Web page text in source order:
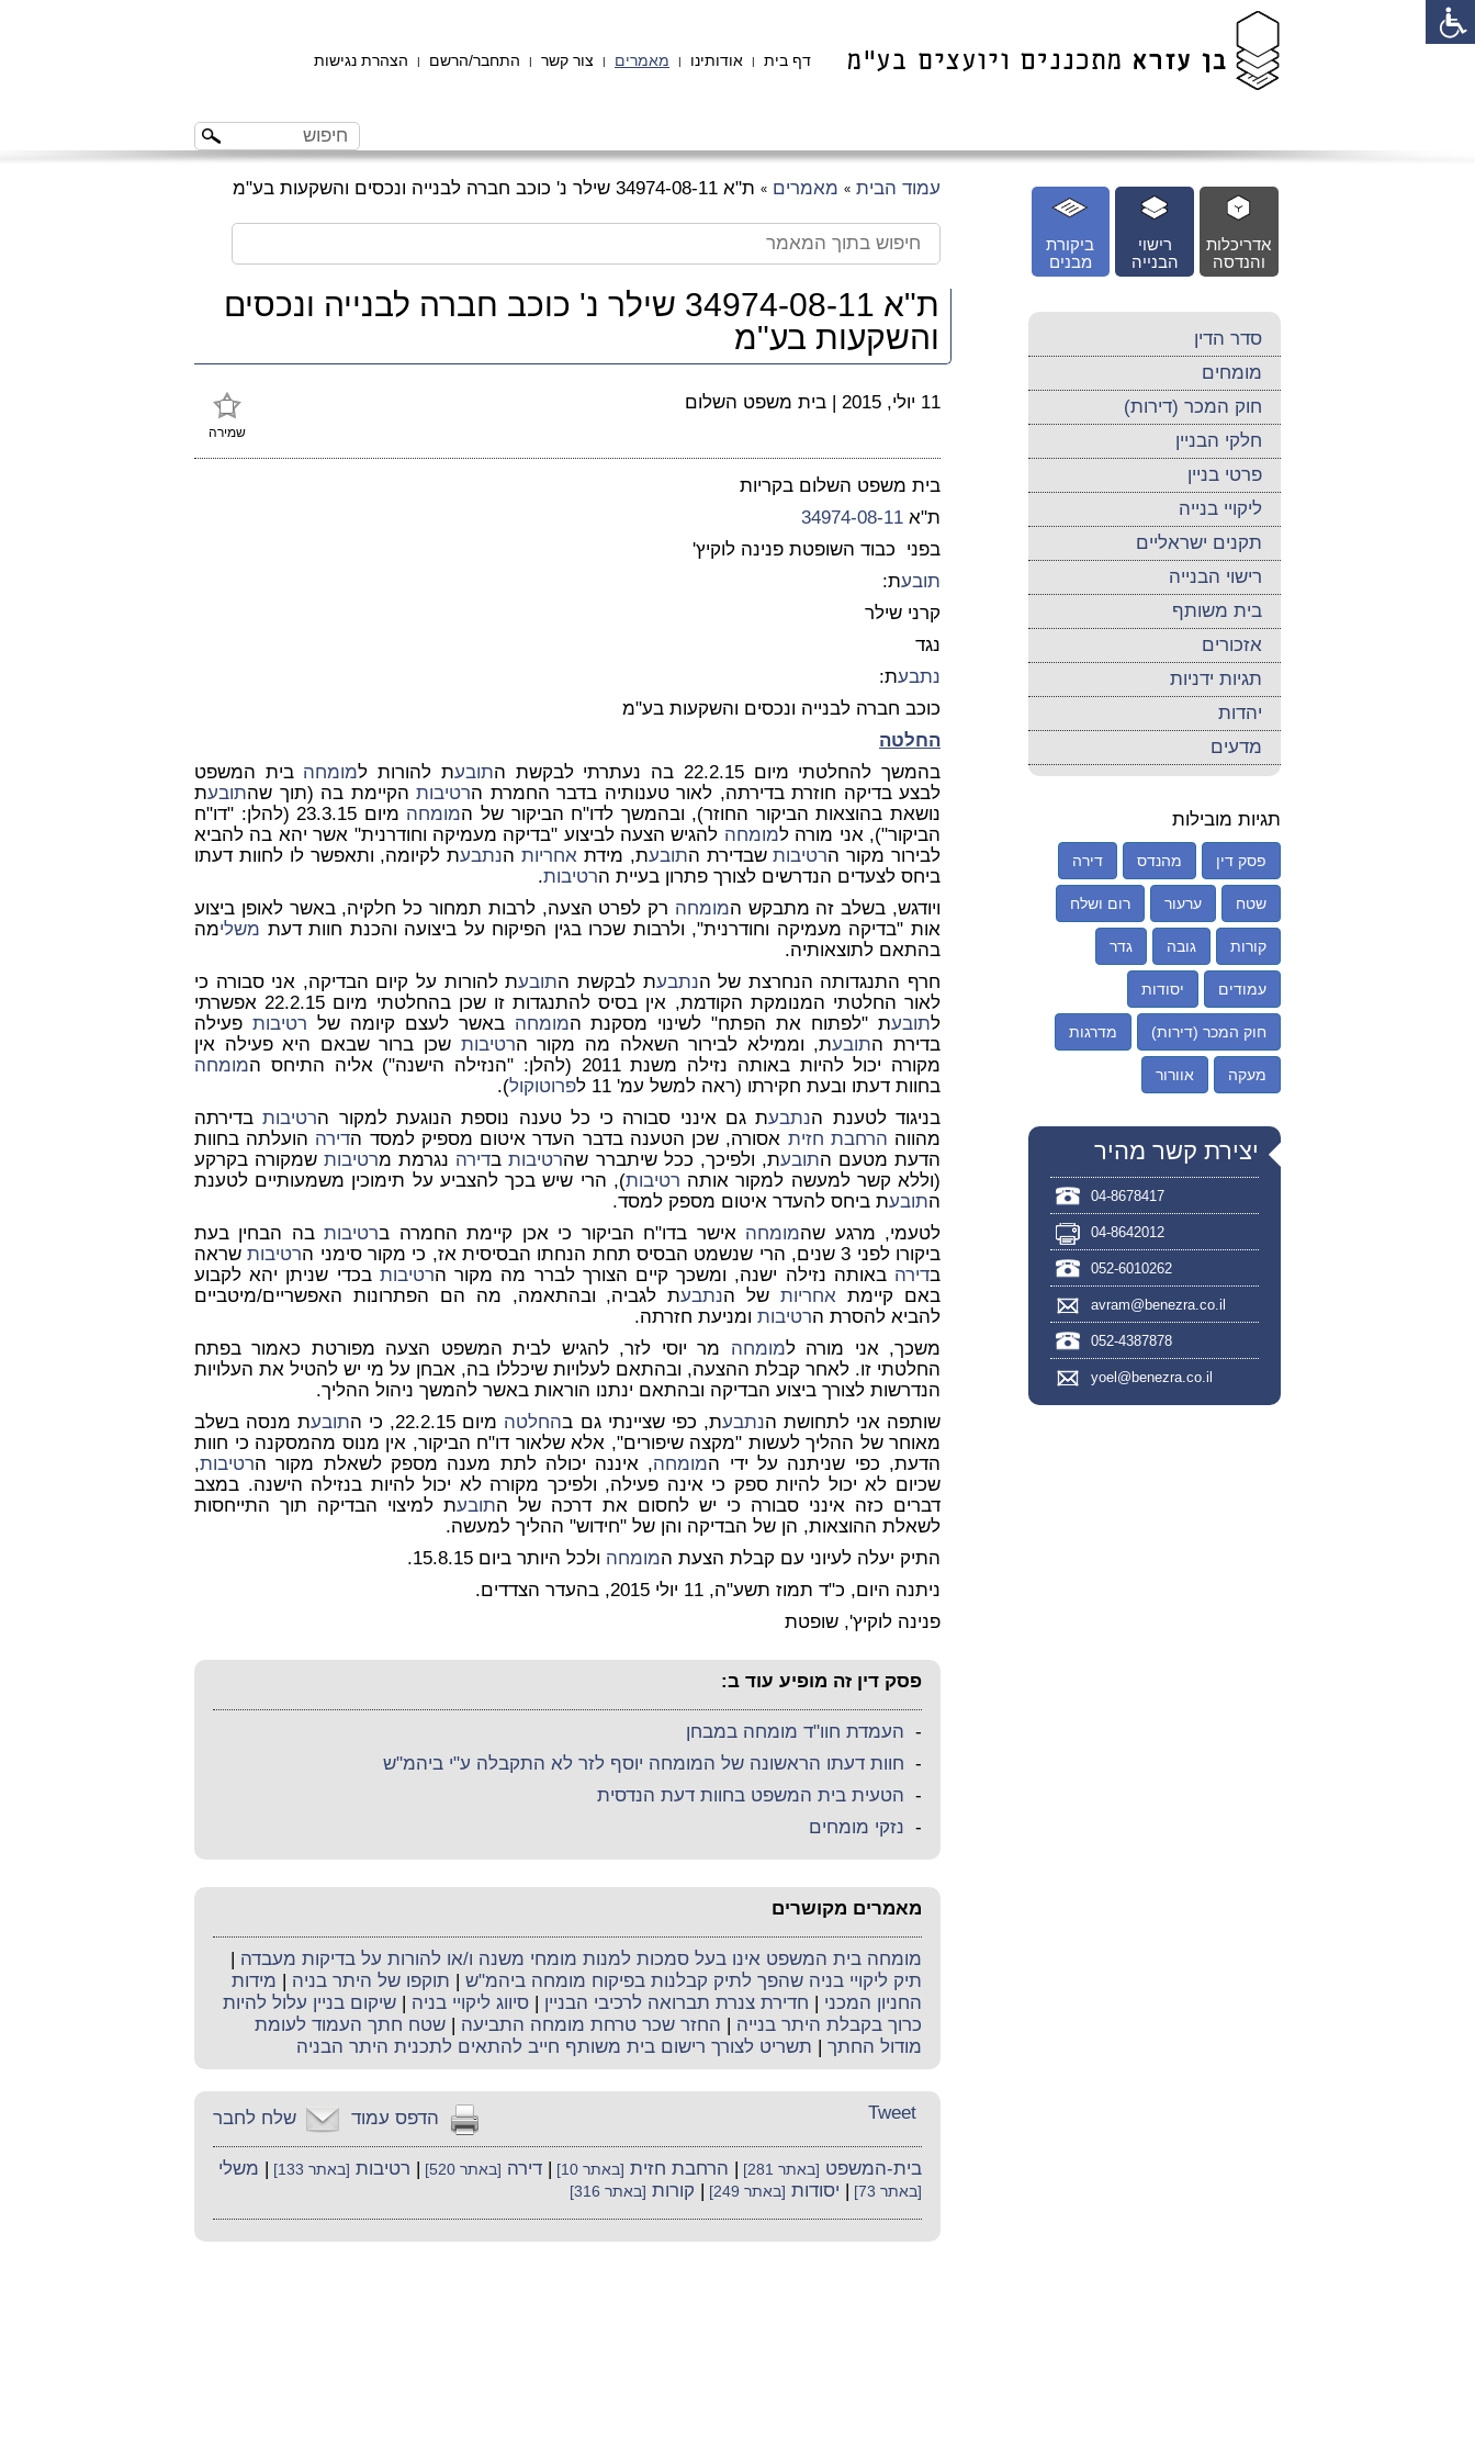
דף בית | אודותינו | מאמרים | צור קשר | התחבר/הרשם | הצהרת נגישות
עמוד הבית » מאמרים » ת"א 34974-08-11 שילר נ' כוכב חברה לבנייה ונכסים והשקעות בע"מ
ת"א 34974-08-11 שילר נ' כוכב חברה לבנייה ונכסים
והשקעות בע"מ
שמירה
11 יולי, 2015 | בית משפט השלום
בית משפט השלום בקריות
ת"א 34974-08-11
בפני כבוד השופטת פנינה לוקיץ'
תובעת:
קרני שילר
נגד
נתבעת:
כוכב חברה לבנייה ונכסים והשקעות בע"מ
החלטה
בהמשך להחלטתי מיום 22.2.15 בה נעתרתי לבקשת ה
תובעת להורות למומחה בית המשפט
לבצע בדיקה חוזרת בדירתה, לאור טענותיה בדבר החמרת הרטיבות הקיימת בה (תוך שהתובעת
נושאת בהוצאות הביקור החוזר), ובהמשך לדו"ח הביקור של המומחה
מיום 23.3.15 (להלן: "דו"ח
הביקור"), אני מורה למומחה להגיש הצעה לביצוע "בדיקה מעמיקה וחודרנית" אשר יהא בה להביא
לבירור מקור הרטיבותשבדירת התובעת, מידת אחריותהנתבעת לקיומה, ותאפשר לו לחוות דעתו
ביחס לצעדים הנדרשים לצורך פתרון בעיית הרטיבות.
ויודגש, בשלב זה מתבקש המומחה רק לפרט הצעה, לרבות תמחור כל חלקיה, באשר לאופן ביצוע
אות "בדיקה מעמיקה וחודרנית", ולרבות שכרו בגין הפיקוח על ביצועה והכנת חוות דעת משלימה
בהתאם לתוצאותיה.
חרף התנגדותה הנחרצת של הנתבעת לבקשת התובעת להורות על קיום הבדיקה, אני סבורה כי
לאור החלטתי המנומקת הקודמת, אין בסיס להתנגדות זו שכן בהחלטתי מיום 22.2.15 אפשרתי
לתובעת "לפתוח את הפתח" לשינוי מסקנת המומחה באשר לעצם קיומה של רטיבות פעילה
בדירת התובעת, וממילא לבירור השאלה מה מקור הרטיבות שכן ברור שבאם היא פעילה אין
מקורה יכול להיות באותה נזילה משנת 2011 (להלן: "הנזילה הישנה") אליה התיחס ה
מומחה
בחוות דעתו ובעת חקירתו (ראה למשל עמ' 11 ל
פרוטוקול).
בניגוד לטענת הנתבעת גם אינני סבורה כי כל טענה נוספת הנוגעת למקור הרטיבותבדירתה
מהווה הרחבת חזית אסורה, שכן הטענה בדבר העדר איטום מספיק למסד הדירה הועלתה בחוות
הדעת מטעם התובעת, ולפיכך, ככל שיתברר שהרטיבותבדירה נגרמת מרטיבותשמקורה בקרקע
(וללא קשר למעשה למקור אותה רטיבות), הרי שיש בכך להצביע על תימוכין משמעותיים לטענת
התובעת ביחס להעדר איטום מספק למסד.
לטעמי, מרגע שהמומחה אישר בדו"ח הביקור כי אכן קיימת החמרה ברטיבותבה הבחין בעת
ביקורו לפני 3 שנים, הרי שנשמט הבסיס תחת הנחתו הבסיסית אז, כי מקור סימני ה
רטיבותשראה
בדירה באותה נזילה ישנה, ומשכך קיים הצורך לברר מה מקור הרטיבות בכדי שניתן יהא לקבוע
באם קיימת אחריותשל הנתבעת לגביה, ובהתאמה, מה הם הפתרונות האפשריים/מיטביים
להביא להסרת הרטיבות ומניעת חזרתה.
משכך, אני מורה למומחה מר יוסי לזר, להגיש לבית המשפט הצעה מפורטת כאמור בפתח
החלטתי זו. לאחר קבלת ההצעה, ובהתאם לעלויות שיכללו בה, אבחן על מי יש להטיל את העלויות
הנדרשות לצורך ביצוע הבדיקה ובהתאם ינתנו הוראות באשר להמשך ניהול ההליך.
שותפה אני לתחושת הנתבעת, כפי שציינתי גם בהחלטה מיום 22.2.15, כי ה תובעת מנסה בשלב
מאוחר של ההליך לעשות "מקצה שיפורים", אלא שלאור דו"ח הביקור, אין מנוס מהמסקנה כי חוות
הדעת, כפי שניתנה על ידי המומחה, איננה יכולה לתת מענה מספק לשאלת מקור הרטיבות,
שכיום לא יכול להיות ספק כי אינה פעילה, ולפיכך מקורה לא יכול להיות בנזילה הישנה. במצב
דברים כזה אינני סבורה כי יש לחסום את דרכה של התובעת למיצוי הבדיקה תוך התייחסות
לשאלת ההוצאות, הן של הבדיקה והן של "חידוש" ההליך למעשה.
התיק יעלה לעיוני עם קבלת הצעת המומחה ולכל היותר ביום 15.8.15.
ניתנה היום, כ"ד תמוז תשע"ה, 11 יולי 2015, בהעדר הצדדים.
פנינה לוקיץ', שופטת
פסק דין זה מופיע עוד ב:
- העמדת חוו"ד מומחה במבחן
- חוות דעתו הראשונה של המומחה יוסף לזר לא התקבלה ע"י ביהמ"ש
- הטעית בית המשפט בחוות דעת הנדסית
- נזקי מומחים
מאמרים מקושרים
מומחה בית המשפט אינו בעל סמכות למנות מומחי משנה ו/או להורות על בדיקות מעבדה |
תיק ליקויי בניה שהפך לתיק קבלנות בפיקוח מומחה ביהמ"ש | תוקפו של היתר בניה | מידות
החניון המכני | חדירת צנרת תברואה לרכיבי הבניין | סיווג ליקויי בניה | שיקום בניין עלול להיות
כרוך בקבלת היתר בנייה | החזר שכר טרחת מומחה התביעה | שטח חתך העמוד לעומת
מודול החתך | תשריט לצורך רישום בית משותף חייב להתאים לתכנית היתר הבניה
שלח לחבר הדפס עמוד Tweet
בית-המשפט [באתר 281] | הרחבת חזית [באתר 10] | דירה [באתר 520] | רטיבות [באתר 133] | משלי
[באתר 73] | יסודות [באתר 249] | קורות [באתר 316]
ביקורת
מבנים
רישוי
הבנייה
אדריכלות
והנדסה
סדר הדין
מומחים
חוק המכר (דירות)
חלקי הבניין
פרטי בניין
ליקויי בנייה
תקנים ישראליים
רישוי הבנייה
בית משותף
אזכורים
תגיות ידניות
יהדות
מדעים
תגיות מובילות
פסק דין מהנדס דירה
שטח ערעור רום ושלח
קורות גובה גדר
עמודים יסודות
חוק המכר (דירות) מדרגות
מעקה אוורור
יצירת קשר מהיר
04-8678417
04-8642012
052-6010262
avram@benezra.co.il
052-4387878
yoel@benezra.co.il